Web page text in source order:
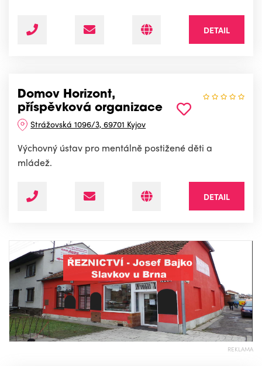
DETAIL
Domov Horizont,
příspěvková organizace
Strážovská 1096/3, 69701 Kyjov
Výchovný ústav pro mentálně postižené děti a
mládež.
DETAIL
REKLAMA